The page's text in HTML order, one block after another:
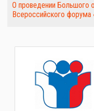
О проведении Большого
Всероссийского